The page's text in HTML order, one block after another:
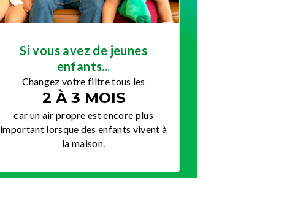
Si vous avez de jeunes
enfants...
Changez votre filtre tous les
2 À 3 MOIS
car un air propre est encore plus
important lorsque des enfants vivent à
la maison.